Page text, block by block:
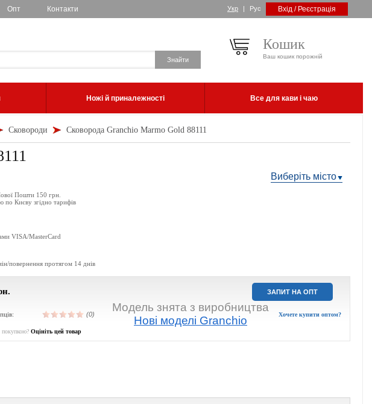
Опт Контакти Укр | Рус Вхід / Реєстрація
Кошик
Ваш кошик порожній
Ножі й приналежності Все для кави і чаю
Сковороди Сковорода Granchio Marmo Gold 88111
Виберіть місто
Пошти 150 грн.
Києву згідно тарифів
VISA/MasterCard
повернення протягом 14 днів
ЗАПИТ НА ОПТ
(0)
Модель знята з виробництва
Нові моделі Granchio
Хочете купити оптом?
покупкою? Оцініть цей товар